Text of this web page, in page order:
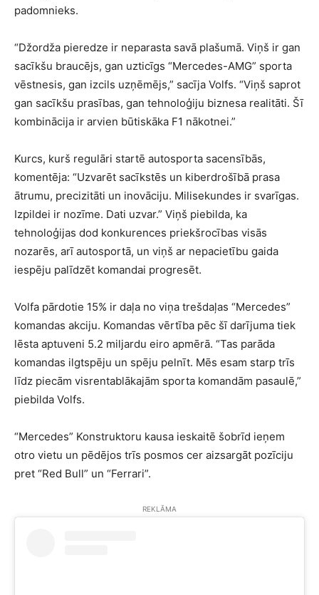
padomnieks.
“Džordža pieredze ir neparasta savā plašumā. Viņš ir gan
sacīkšu braucējs, gan uzticīgs “Mercedes-AMG” sporta
vēstnesis, gan izcils uzņēmējs,” sacīja Volfs. “Viņš saprot
gan sacīkšu prasības, gan tehnoloģiju biznesa realitāti. Šī
kombinācija ir arvien būtiskāka F1 nākotnei.”
Kurcs, kurš regulāri startē autosporta sacensībās,
komentēja: “Uzvarēt sacīkstēs un kiberdrošībā prasa
ātrumu, precizitāti un inovāciju. Milisekundes ir svarīgas.
Izpildei ir nozīme. Dati uzvar.” Viņš piebilda, ka
tehnoloģijas dod konkurences priekšrocības visās
nozarēs, arī autosportā, un viņš ar nepacietību gaida
iespēju palīdzēt komandai progresēt.
Volfa pārdotie 15% ir daļa no viņa trešdaļas “Mercedes”
komandas akciju. Komandas vērtība pēc šī darījuma tiek
lēsta aptuveni 5.2 miljardu eiro apmērā. “Tas parāda
komandas ilgtspēju un spēju pelnīt. Mēs esam starp trīs
līdz piecām visrentablākajām sporta komandām pasaulē,”
piebilda Volfs.
“Mercedes” Konstruktoru kausa ieskaitē šobrīd ieņem
otro vietu un pēdējos trīs posmos cer aizsargāt pozīciju
pret “Red Bull” un “Ferrari”.
REKLĀMA